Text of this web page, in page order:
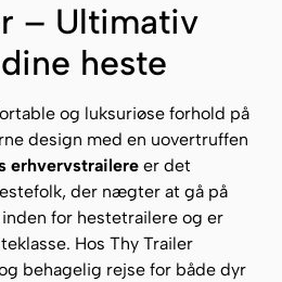
– Ultimativ
heste
og luksuriøse forhold på
design med en uovertruffen
erhvervstrailereer det
der nægter at gå på
for hestetrailere og er
Hos Thy Trailer
behagelig rejse for både dyr